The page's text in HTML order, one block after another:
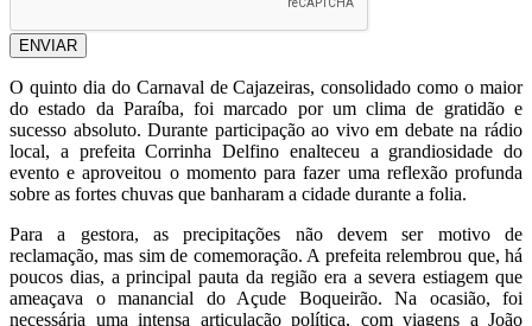
ENVIAR
O quinto dia do Carnaval de Cajazeiras, consolidado como o maior
do estado da Paraíba, foi marcado por um clima de gratidão e
sucesso absoluto. Durante participação ao vivo em debate na rádio
local, a prefeita Corrinha Delfino enalteceu a grandiosidade do
evento e aproveitou o momento para fazer uma reflexão profunda
sobre as fortes chuvas que banharam a cidade durante a folia.
Para a gestora, as precipitações não devem ser motivo de
reclamação, mas sim de comemoração. A prefeita relembrou que, há
poucos dias, a principal pauta da região era a severa estiagem que
ameaçava o manancial do Açude Boqueirão. Na ocasião, foi
necessária uma intensa articulação política, com viagens a João